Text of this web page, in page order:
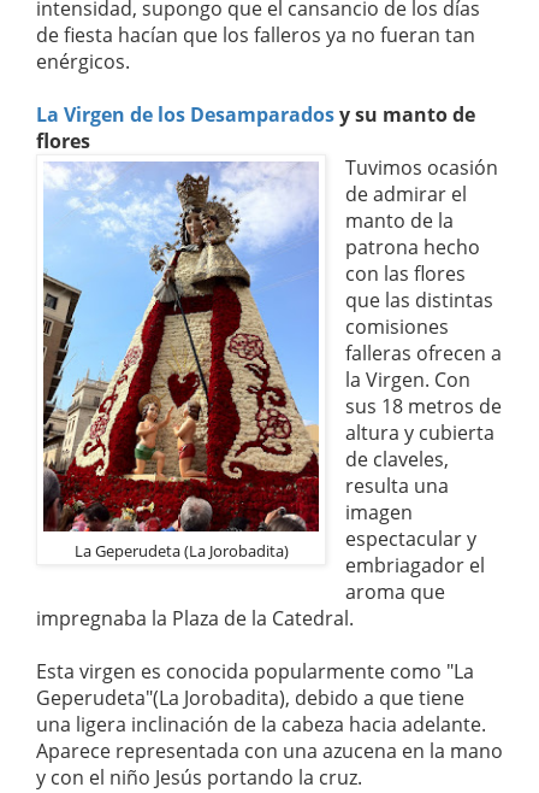
intensidad, supongo que el cansancio de los días
de fiesta hacían que los falleros ya no fueran tan
enérgicos.
La Virgen de los Desamparadosy su manto de
flores
La Geperudeta (La Jorobadita)
Tuvimos ocasión
de admirar el
manto de la
patrona hecho
con las flores
que las distintas
comisiones
falleras ofrecen a
la Virgen. Con
sus 18 metros de
altura y cubierta
de claveles,
resulta una
imagen
espectacular y
embriagador el
aroma que
impregnaba la Plaza de la Catedral.
Esta virgen es conocida popularmente como "La
Geperudeta"(La Jorobadita), debido a que tiene
una ligera inclinación de la cabeza hacia adelante.
Aparece representada con una azucena en la mano
y con el niño Jesús portando la cruz.